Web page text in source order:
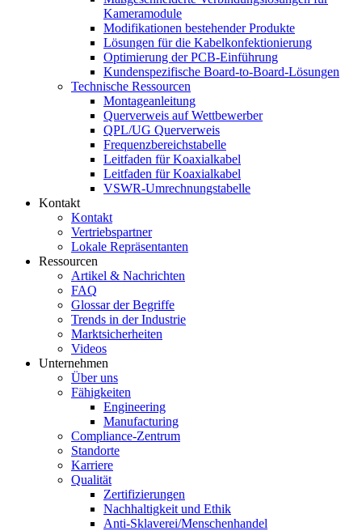
Kameramodule
Modifikationen bestehender Produkte
Lösungen für die Kabelkonfektionierung
Optimierung der PCB-Einführung
Kundenspezifische Board-to-Board-Lösungen
Technische Ressourcen
Montageanleitung
Querverweis auf Wettbewerber
QPL/UG Querverweis
Frequenzbereichstabelle
Leitfaden für Koaxialkabel
Leitfaden für Koaxialkabel
VSWR-Umrechnungstabelle
Kontakt
Kontakt
Vertriebspartner
Lokale Repräsentanten
Ressourcen
Artikel & Nachrichten
FAQ
Glossar der Begriffe
Trends in der Industrie
Marktsicherheiten
Videos
Unternehmen
Über uns
Fähigkeiten
Engineering
Manufacturing
Compliance-Zentrum
Standorte
Karriere
Qualität
Zertifizierungen
Nachhaltigkeit und Ethik
Anti-Sklaverei/Menschenhandel